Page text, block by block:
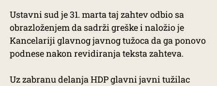
Ustavni sud je 31. marta taj zahtev odbio sa
obrazloženjem da sadrži greške i naložio je
Kancelariji glavnog javnog tužoca da ga ponovo
podnese nakon revidiranja teksta zahteva.
Uz zabranu delanja HDP glavni javni tužilac